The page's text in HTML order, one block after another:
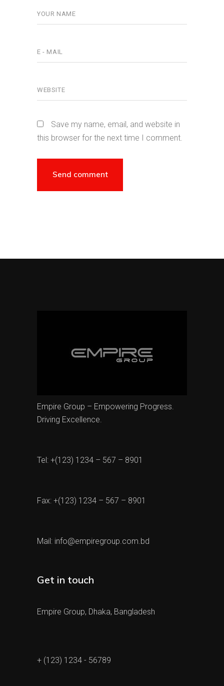
Save my name, email, and website in
this browser for the next time I comment.
Empire Group – Empowering Progress.
Driving Excellence.
Tel: +(123) 1234 – 567 – 8901
Fax: +(123) 1234 – 567 – 8901
Mail: info@empiregroup.com.bd
Get in touch
Empire Group, Dhaka, Bangladesh
+ (123) 1234 - 56789